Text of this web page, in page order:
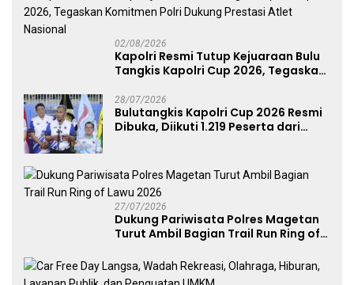
02/08/2026
Kapolri Resmi Tutup Kejuaraan Bulu
Tangkis Kapolri Cup 2026, Tegaskan
Atlet Nasional
28/07/2026
Bulutangkis Kapolri Cup 2026 Resmi
Dibuka, Diikuti 1.219 Peserta dari
27/07/2026
Dukung Pariwisata Polres Magetan
Turut Ambil Bagian Trail Run Ring of